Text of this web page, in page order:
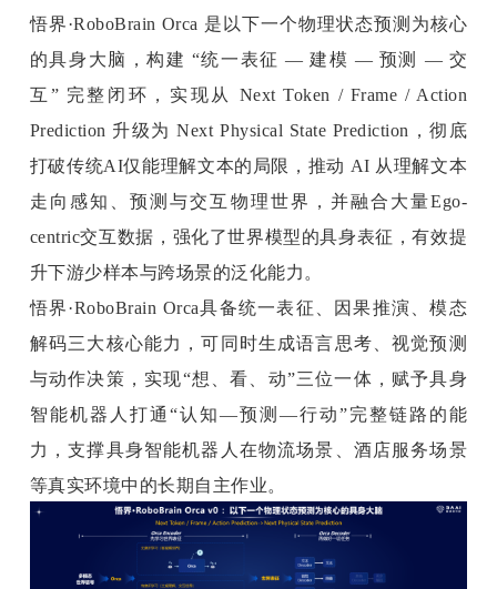
悟界·RoboBrain Orca 是以下一个物理状态预测为核心
的具身大脑，构建 “统一表征 — 建模 — 预测 — 交
互” 完整闭环，实现从 Next Token / Frame / Action
Prediction 升级为 Next Physical State Prediction，彻底
打破传统AI仅能理解文本的局限，推动 AI 从理解文本
走向感知、预测与交互物理世界，并融合大量Ego-
centric交互数据，强化了世界模型的具身表征，有效提
升下游少样本与跨场景的泛化能力。
悟界·RoboBrain Orca具备统一表征、因果推演、模态
解码三大核心能力，可同时生成语言思考、视觉预测
与动作决策，实现“想、看、动”三位一体，赋予具身
智能机器人打通“认知—预测—行动”完整链路的能
力，支撑具身智能机器人在物流场景、酒店服务场景
等真实环境中的长期自主作业。